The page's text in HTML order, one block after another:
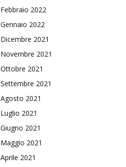
Febbraio 2022
Gennaio 2022
Dicembre 2021
Novembre 2021
Ottobre 2021
Settembre 2021
Agosto 2021
Luglio 2021
Giugno 2021
Maggio 2021
Aprile 2021